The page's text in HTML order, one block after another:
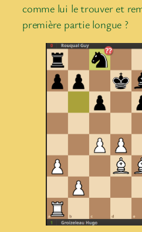
comme lui le trouver et
première partie longue ?